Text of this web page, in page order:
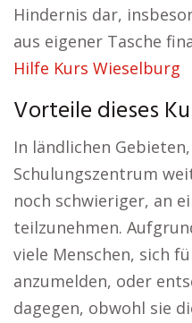
Hindernis dar,
aus eigener Tasche
Hilfe Kurs Wieselburg
Vorteile dieses
In ländlichen
Schulungszentrum
noch schwieriger, an
teilzunehmen.
viele Menschen, sich
anzumelden, oder
dagegen, obwohl sie